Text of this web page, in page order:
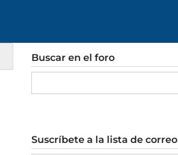
Buscar en el foro
Suscríbete a la lista de correo